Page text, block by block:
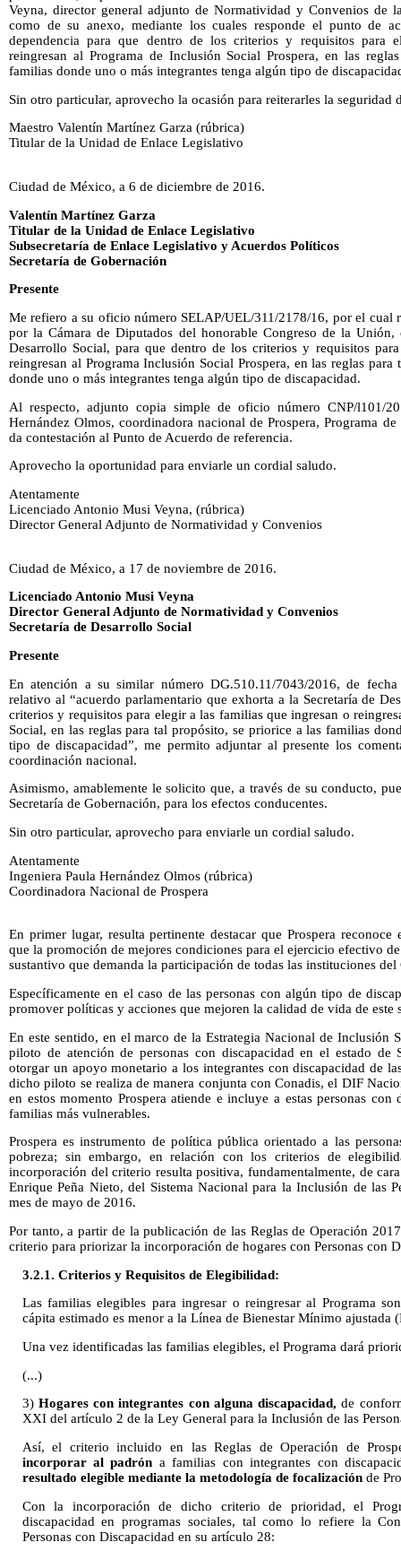
Veyna, director general adjunto de Normatividad y Convenios de
como de su anexo, mediante los cuales responde el punto de
dependencia para que dentro de los criterios y requisitos para
reingresan al Programa de Inclusión Social Prospera, en las
familias donde uno o más integrantes tenga algún tipo de
Sin otro particular, aprovecho la ocasión para reiterarles la
Maestro Valentín Martínez Garza (rúbrica)
Titular de la Unidad de Enlace Legislativo
Ciudad de México, a 6 de diciembre de 2016.
Valentín Martínez Garza
Titular de la Unidad de Enlace Legislativo
Subsecretaría de Enlace Legislativo y Acuerdos Políticos
Secretaría de Gobernación
Presente
Me refiero a su oficio número SELAP/UEL/311/2178/16, por el cual
por la Cámara de Diputados del honorable Congreso de la
Desarrollo Social, para que dentro de los criterios y requisitos
reingresan al Programa Inclusión Social Prospera, en las reglas
donde uno o más integrantes tenga algún tipo de discapacidad.
Al respecto, adjunto copia simple de oficio número CNP/l101/
Hernández Olmos, coordinadora nacional de Prospera, Programa
da contestación al Punto de Acuerdo de referencia.
Aprovecho la oportunidad para enviarle un cordial saludo.
Atentamente
Licenciado Antonio Musi Veyna, (rúbrica)
Director General Adjunto de Normatividad y Convenios
Ciudad de México, a 17 de noviembre de 2016.
Licenciado Antonio Musi Veyna
Director General Adjunto de Normatividad y Convenios
Secretaría de Desarrollo Social
Presente
En atención a su similar número DG.510.11/7043/2016, de
relativo al “acuerdo parlamentario que exhorta a la Secretaría de
criterios y requisitos para elegir a las familias que ingresan o
Social, en las reglas para tal propósito, se priorice a las familias
tipo de discapacidad”, me permito adjuntar al presente los
coordinación nacional.
Asimismo, amablemente le solicito que, a través de su conducto,
Secretaría de Gobernación, para los efectos conducentes.
Sin otro particular, aprovecho para enviarle un cordial saludo.
Atentamente
Ingeniera Paula Hernández Olmos (rúbrica)
Coordinadora Nacional de Prospera
En primer lugar, resulta pertinente destacar que Prospera
que la promoción de mejores condiciones para el ejercicio efectivo
sustantivo que demanda la participación de todas las instituciones
Específicamente en el caso de las personas con algún tipo de
promover políticas y acciones que mejoren la calidad de vida de este
En este sentido, en el marco de la Estrategia Nacional de Inclusión
piloto de atención de personas con discapacidad en el estado
otorgar un apoyo monetario a los integrantes con discapacidad de
dicho piloto se realiza de manera conjunta con Conadis, el DIF
en estos momento Prospera atiende e incluye a estas personas
familias más vulnerables.
Prospera es instrumento de política pública orientado a las
pobreza; sin embargo, en relación con los criterios de
incorporación del criterio resulta positiva, fundamentalmente, de
Enrique Peña Nieto, del Sistema Nacional para la Inclusión de las
mes de mayo de 2016.
Por tanto, a partir de la publicación de las Reglas de Operación
criterio para priorizar la incorporación de hogares con Personas con
3.2.1. Criterios y Requisitos de Elegibilidad:
Las familias elegibles para ingresar o reingresar al Programa
cápita estimado es menor a la Línea de Bienestar Mínimo ajustada
Una vez identificadas las familias elegibles, el Programa dará
(...)
3) Hogares con integrantes con alguna discapacidad, de
XXI del artículo 2 de la Ley General para la Inclusión de las
Así, el criterio incluido en las Reglas de Operación de
incorporar al padrón a familias con integrantes con
resultado elegible mediante la metodología de focalizaciónde
Con la incorporación de dicho criterio de prioridad, el
discapacidad en programas sociales, tal como lo refiere la
Personas con Discapacidad en su artículo 28: